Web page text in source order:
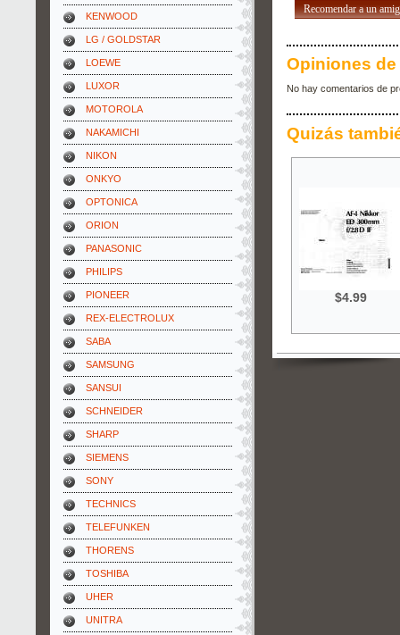
KENWOOD
LG / GOLDSTAR
LOEWE
LUXOR
MOTOROLA
NAKAMICHI
NIKON
ONKYO
OPTONICA
ORION
PANASONIC
PHILIPS
PIONEER
REX-ELECTROLUX
SABA
SAMSUNG
SANSUI
SCHNEIDER
SHARP
SIEMENS
SONY
TECHNICS
TELEFUNKEN
THORENS
TOSHIBA
UHER
UNITRA
Recomendar a un
Opiniones
No hay comentarios de
Quizás
$4.99